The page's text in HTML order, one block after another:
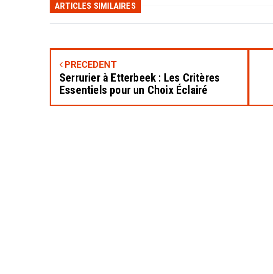
ARTICLES SIMILAIRES
PRECEDENT
Serrurier à Etterbeek : Les Critères
Essentiels pour un Choix Éclairé